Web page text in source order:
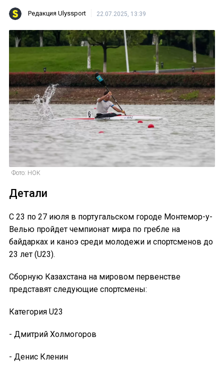
Редакция Ulyssport 22.07.2025, 13:39
Фото: НОК
Детали
С 23 по 27 июля в португальском городе Монтемор-у-
Велью пройдет чемпионат мира по гребле на
байдарках и каноэ среди молодежи и спортсменов до
23 лет (U23).
Сборную Казахстана на мировом первенстве
представят следующие спортсмены:
Категория U23
- Дмитрий Холмогоров
- Денис Кленин